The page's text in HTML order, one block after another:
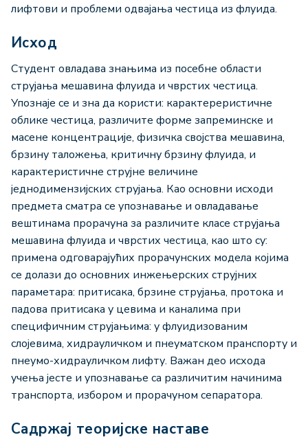
лифтови и проблеми одвајања честица из флуида.
Исход
Студент овладава знањима из посебне области
струјања мешавина флуида и чврстих честица.
Упознаје се и зна да користи: карактереристичне
облике честица, различите форме запреминске и
масене концентрације, физичка својства мешавина,
брзину таложења, критичну брзину флуида, и
карактеристичне струјне величине
једнодимензијских струјања. Као основни исходи
предмета сматра се упознавање и овладавање
вештинама прорачуна за различите класе струјања
мешавина флуида и чврстих честица, као што су:
примена одговарајућих прорачунских модела којима
се долази до основних инжењерских струјних
параметара: притисака, брзине струјања, протока и
падова притисака у цевима и каналима при
специфичним струјањима: у флуидизованим
слојевима, хидрауличком и пнеуматском пранспорту и
пнеумо-хидрауличком лифту. Важан део исхода
учења јесте и упознавање са различитим начинима
транспорта, избором и прорачуном сепаратора.
Садржај теоријске наставе